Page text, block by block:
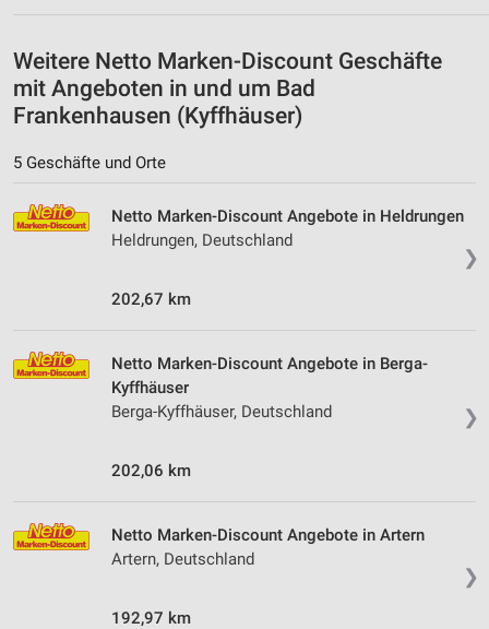
Weitere Netto Marken-Discount Geschäfte
mit Angeboten in und um Bad
Frankenhausen (Kyffhäuser)
5 Geschäfte und Orte
❯
Netto Marken-Discount Angebote in Heldrungen
Heldrungen, Deutschland
202,67 km
❯
Netto Marken-Discount Angebote in Berga-
Kyffhäuser
Berga-Kyffhäuser, Deutschland
202,06 km
❯
Netto Marken-Discount Angebote in Artern
Artern, Deutschland
192,97 km
Funktional
Werbung